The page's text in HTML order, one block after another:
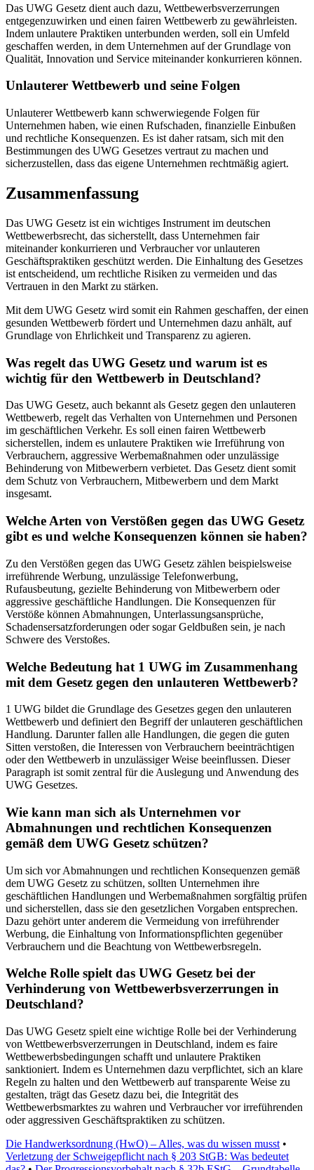
Das UWG Gesetz dient auch dazu, Wettbewerbsverzerrungen
entgegenzuwirken und einen fairen Wettbewerb zu gewährleisten.
Indem unlautere Praktiken unterbunden werden, soll ein Umfeld
geschaffen werden, in dem Unternehmen auf der Grundlage von
Qualität, Innovation und Service miteinander konkurrieren können.
Unlauterer Wettbewerb und seine Folgen
Unlauterer Wettbewerb kann schwerwiegende Folgen für
Unternehmen haben, wie einen Rufschaden, finanzielle Einbußen
und rechtliche Konsequenzen. Es ist daher ratsam, sich mit den
Bestimmungen des UWG Gesetzes vertraut zu machen und
sicherzustellen, dass das eigene Unternehmen rechtmäßig agiert.
Zusammenfassung
Das UWG Gesetz ist ein wichtiges Instrument im deutschen
Wettbewerbsrecht, das sicherstellt, dass Unternehmen fair
miteinander konkurrieren und Verbraucher vor unlauteren
Geschäftspraktiken geschützt werden. Die Einhaltung des Gesetzes
ist entscheidend, um rechtliche Risiken zu vermeiden und das
Vertrauen in den Markt zu stärken.
Mit dem UWG Gesetz wird somit ein Rahmen geschaffen, der einen
gesunden Wettbewerb fördert und Unternehmen dazu anhält, auf
Grundlage von Ehrlichkeit und Transparenz zu agieren.
Was regelt das UWG Gesetz und warum ist es
wichtig für den Wettbewerb in Deutschland?
Das UWG Gesetz, auch bekannt als Gesetz gegen den unlauteren
Wettbewerb, regelt das Verhalten von Unternehmen und Personen
im geschäftlichen Verkehr. Es soll einen fairen Wettbewerb
sicherstellen, indem es unlautere Praktiken wie Irreführung von
Verbrauchern, aggressive Werbemaßnahmen oder unzulässige
Behinderung von Mitbewerbern verbietet. Das Gesetz dient somit
dem Schutz von Verbrauchern, Mitbewerbern und dem Markt
insgesamt.
Welche Arten von Verstößen gegen das UWG Gesetz
gibt es und welche Konsequenzen können sie haben?
Zu den Verstößen gegen das UWG Gesetz zählen beispielsweise
irreführende Werbung, unzulässige Telefonwerbung,
Rufausbeutung, gezielte Behinderung von Mitbewerbern oder
aggressive geschäftliche Handlungen. Die Konsequenzen für
Verstöße können Abmahnungen, Unterlassungsansprüche,
Schadensersatzforderungen oder sogar Geldbußen sein, je nach
Schwere des Verstoßes.
Welche Bedeutung hat 1 UWG im Zusammenhang
mit dem Gesetz gegen den unlauteren Wettbewerb?
1 UWG bildet die Grundlage des Gesetzes gegen den unlauteren
Wettbewerb und definiert den Begriff der unlauteren geschäftlichen
Handlung. Darunter fallen alle Handlungen, die gegen die guten
Sitten verstoßen, die Interessen von Verbrauchern beeinträchtigen
oder den Wettbewerb in unzulässiger Weise beeinflussen. Dieser
Paragraph ist somit zentral für die Auslegung und Anwendung des
UWG Gesetzes.
Wie kann man sich als Unternehmen vor
Abmahnungen und rechtlichen Konsequenzen
gemäß dem UWG Gesetz schützen?
Um sich vor Abmahnungen und rechtlichen Konsequenzen gemäß
dem UWG Gesetz zu schützen, sollten Unternehmen ihre
geschäftlichen Handlungen und Werbemaßnahmen sorgfältig prüfen
und sicherstellen, dass sie den gesetzlichen Vorgaben entsprechen.
Dazu gehört unter anderem die Vermeidung von irreführender
Werbung, die Einhaltung von Informationspflichten gegenüber
Verbrauchern und die Beachtung von Wettbewerbsregeln.
Welche Rolle spielt das UWG Gesetz bei der
Verhinderung von Wettbewerbsverzerrungen in
Deutschland?
Das UWG Gesetz spielt eine wichtige Rolle bei der Verhinderung
von Wettbewerbsverzerrungen in Deutschland, indem es faire
Wettbewerbsbedingungen schafft und unlautere Praktiken
sanktioniert. Indem es Unternehmen dazu verpflichtet, sich an klare
Regeln zu halten und den Wettbewerb auf transparente Weise zu
gestalten, trägt das Gesetz dazu bei, die Integrität des
Wettbewerbsmarktes zu wahren und Verbraucher vor irreführenden
oder aggressiven Geschäftspraktiken zu schützen.
Die Handwerksordnung (HwO) – Alles, was du wissen musst •
Verletzung der Schweigepflicht nach § 203 StGB: Was bedeutet